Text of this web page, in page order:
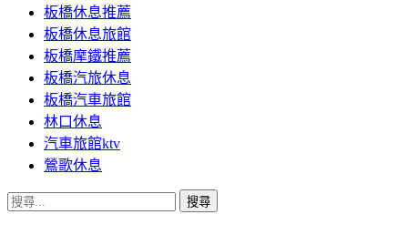
板橋休息推薦
板橋休息旅館
板橋摩鐵推薦
板橋汽旅休息
板橋汽車旅館
林口休息
汽車旅館ktv
鶯歌休息
搜